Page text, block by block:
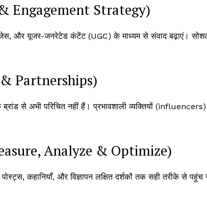
& Engagement Strategy)
और यूजर-जनरेटेड कंटेंट (UGC) के माध्यम से संवाद बढ़ाएं।
& Partnerships)
से अभी परिचित नहीं हैं। प्रभावशाली व्यक्तियों (influencers)
Analyze & Optimize)
कहानियाँ, और विज्ञापन लक्षित दर्शकों तक सही तरीके से पहुंच